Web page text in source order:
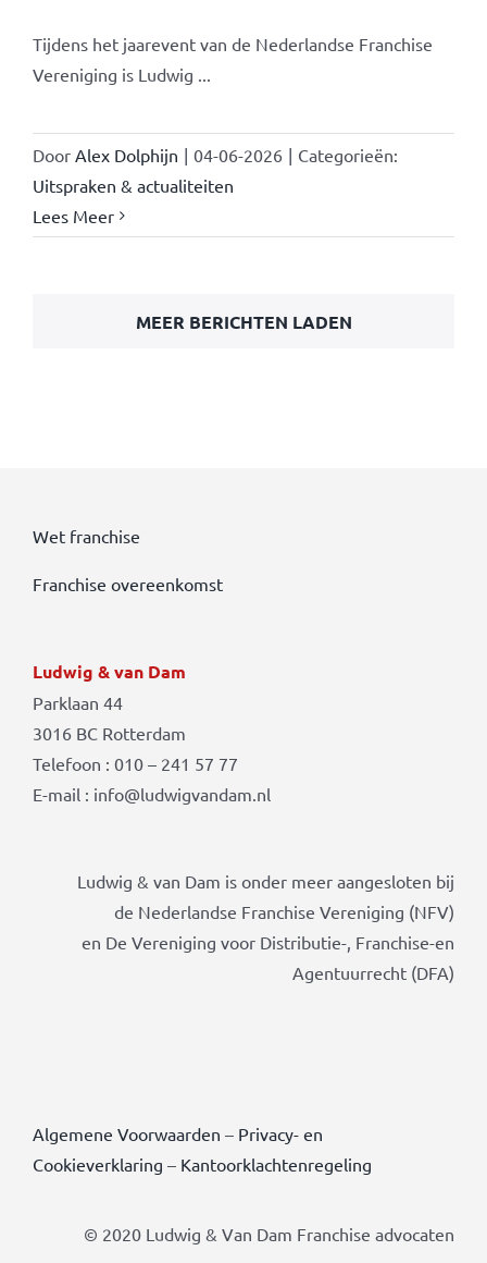
Tijdens het jaarevent van de Nederlandse Franchise
Vereniging is Ludwig ...
Door Alex Dolphijn | 04-06-2026 | Categorieën:
Uitspraken & actualiteiten
Lees Meer
MEER BERICHTEN LADEN
Wet franchise
Franchise overeenkomst
Ludwig & van Dam
Parklaan 44
3016 BC Rotterdam
Telefoon : 010 – 241 57 77
E-mail : info@ludwigvandam.nl
Ludwig & van Dam is onder meer aangesloten bij
de Nederlandse Franchise Vereniging (NFV)
en De Vereniging voor Distributie-, Franchise-en
Agentuurrecht (DFA)
Algemene Voorwaarden – Privacy- en
Cookieverklaring – Kantoorklachtenregeling
© 2020 Ludwig & Van Dam Franchise advocaten